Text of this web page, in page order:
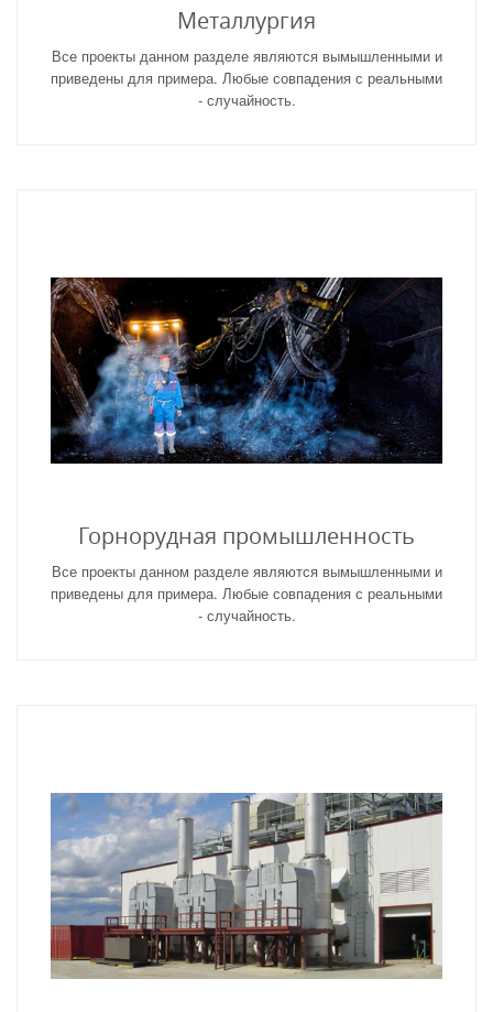
Металлургия
Все проекты данном разделе являются вымышленными и
приведены для примера. Любые совпадения с реальными
- случайность.
Горнорудная промышленность
Все проекты данном разделе являются вымышленными и
приведены для примера. Любые совпадения с реальными
- случайность.